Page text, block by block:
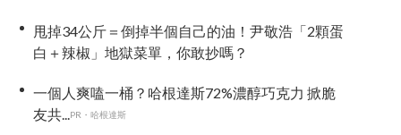
甩掉34公斤＝倒掉半個自己的油！尹敬浩「2顆蛋
白＋辣椒」地獄菜單，你敢抄嗎？
一個人爽嗑一桶？哈根達斯72%濃醇巧克力 掀脆
友共...
PR・哈根達斯